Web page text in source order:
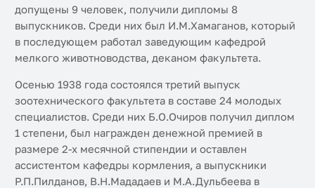
допущены 9 человек, получили дипломы 8
выпускников. Среди них был И.М.Хамаганов, который
в последующем работал заведующим кафедрой
мелкого животноводства, деканом факультета.
Осенью 1938 года состоялся третий выпуск
зоотехнического факультета в составе 24 молодых
специалистов. Среди них Б.О.Очиров получил диплом
1 степени, был награжден денежной премией в
размере 2-х месячной стипендии и оставлен
ассистентом кафедры кормления, а выпускники
Р.П.Пилданов, В.Н.Мададаев и М.А.Дульбеева в